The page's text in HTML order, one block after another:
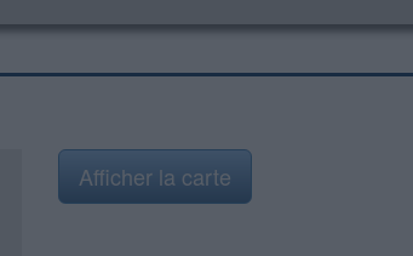
Afficher la carte